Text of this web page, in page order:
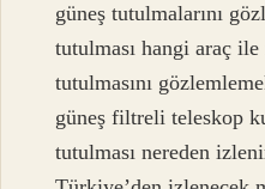
güneş tutulmalarını
tutulması hangi araç
tutulmasını
güneş filtreli teleskop
tutulması nereden